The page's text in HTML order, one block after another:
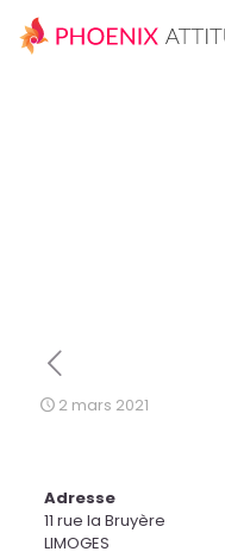
2 mars 2021
Adresse
11 rue la Bruyère
LIMOGES